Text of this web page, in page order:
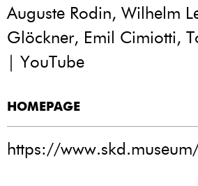
Auguste Rodin, Wilhelm
Glöckner, Emil Cimiotti,
| YouTube
HOMEPAGE
https://